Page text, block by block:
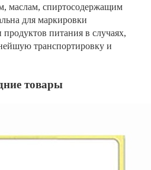
маслам, спиртосодержащим
для маркировки
питания в случаях,
транспортировку и
товары